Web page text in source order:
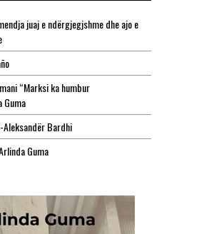
juaj e ndërgjegjshme dhe ajo e
“Marksi ka humbur
Guma
Aleksandër Bardhi
Guma